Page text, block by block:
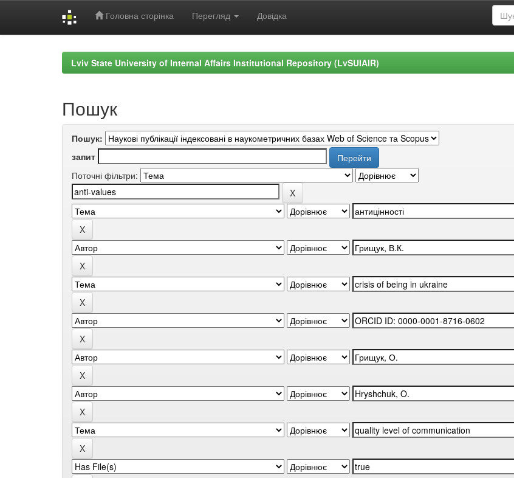
Головна сторінка Перегляд Довідка
Lviv State University of Internal Affairs Institutional Repository (LvSUIAIR)
Пошук
Пошук:
запит
Поточні фільтри: